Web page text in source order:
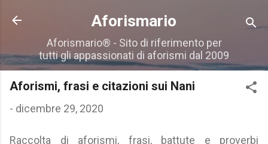
Passa ai contenuti principali
Aforismario
Aforismario® - Sito di riferimento per
tutti gli appassionati di aforismi dal 2009
Aforismi, frasi e citazioni sui Nani
- dicembre 29, 2020
Raccolta di aforismi, frasi, battute e proverbi